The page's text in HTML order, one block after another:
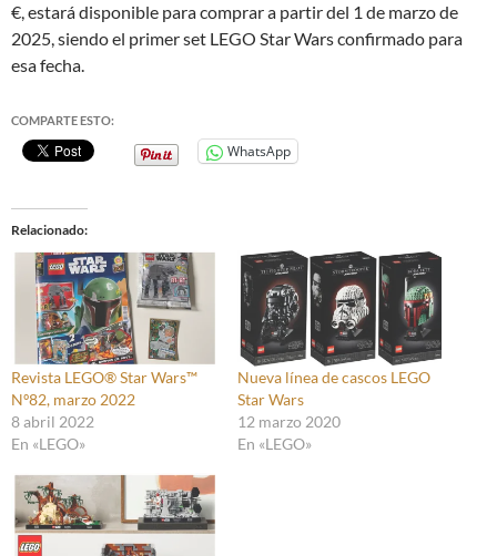
€, estará disponible para comprar a partir del 1 de marzo de
2025, siendo el primer set LEGO Star Wars confirmado para
esa fecha.
COMPARTE ESTO:
WhatsApp
Relacionado
Revista LEGO® Star Wars™
Nº82, marzo 2022
8 abril 2022
En «LEGO»
Nueva línea de cascos LEGO
Star Wars
12 marzo 2020
En «LEGO»